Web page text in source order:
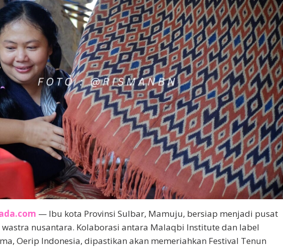
— Ibu kota Provinsi Sulbar, Mamuju, bersiap menjadi pusat
nusantara. Kolaborasi antara Malaqbi Institute dan label
Oerip Indonesia, dipastikan akan memeriahkan Festival Tenun